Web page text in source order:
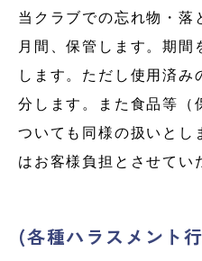
当クラブでの忘れ物・落
月間、保管します。期間
します。ただし使用済み
分します。また食品等（
ついても同様の扱いとし
はお客様負担とさせてい
(各種ハラスメント